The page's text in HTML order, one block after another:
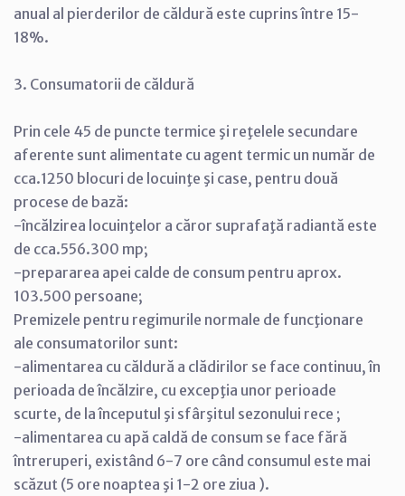
anual al pierderilor de căldură este cuprins între 15-
18%.
3. Consumatorii de căldură
Prin cele 45 de puncte termice şi reţelele secundare
aferente sunt alimentate cu agent termic un număr de
cca.1250 blocuri de locuinţe şi case, pentru două
procese de bază:
-încălzirea locuinţelor a căror suprafaţă radiantă este
de cca.556.300 mp;
-prepararea apei calde de consum pentru aprox.
103.500 persoane;
Premizele pentru regimurile normale de funcţionare
ale consumatorilor sunt:
-alimentarea cu căldură a clădirilor se face continuu, în
perioada de încălzire, cu excepţia unor perioade
scurte, de la începutul şi sfârşitul sezonului rece ;
-alimentarea cu apă caldă de consum se face fără
întreruperi, existând 6-7 ore când consumul este mai
scăzut (5 ore noaptea şi 1-2 ore ziua ).